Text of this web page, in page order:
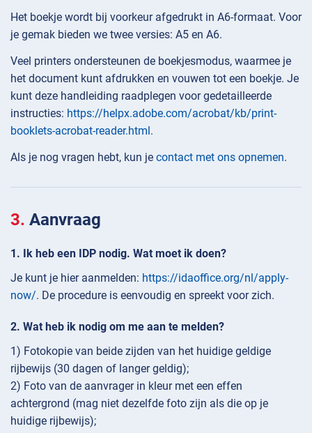
Het boekje wordt bij voorkeur afgedrukt in A6-formaat. Voor
je gemak bieden we twee versies: A5 en A6.
Veel printers ondersteunen de boekjesmodus, waarmee je
het document kunt afdrukken en vouwen tot een boekje. Je
kunt deze handleiding raadplegen voor gedetailleerde
instructies: https://helpx.adobe.com/acrobat/kb/print-
booklets-acrobat-reader.html.
Als je nog vragen hebt, kun je contact met ons opnemen.
Aanvraag
Ik heb een IDP nodig. Wat moet ik doen?
Je kunt je hier aanmelden: https://idaoffice.org/nl/apply-
now/. De procedure is eenvoudig en spreekt voor zich.
Wat heb ik nodig om me aan te melden?
1) Fotokopie van beide zijden van het huidige geldige
rijbewijs (30 dagen of langer geldig);
2) Foto van de aanvrager in kleur met een effen
achtergrond (mag niet dezelfde foto zijn als die op je
huidige rijbewijs);